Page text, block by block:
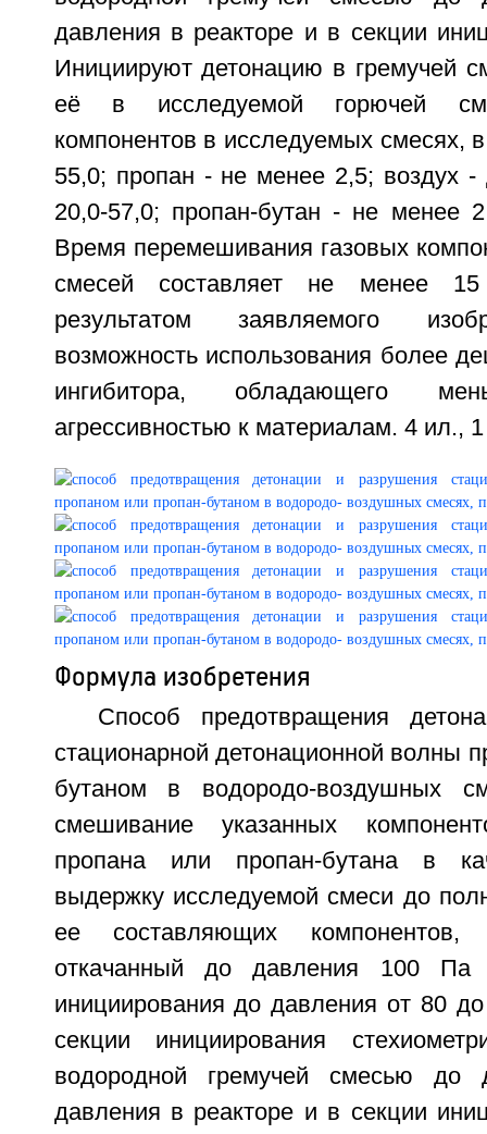
давления в реакторе и в секции
Инициируют детонацию в гремучей
её в исследуемой горючей
компонентов в исследуемых смесях,
55,0; пропан - не менее 2,5; воздух
20,0-57,0; пропан-бутан - не менее
Время перемешивания газовых
смесей составляет не менее 15
результатом заявляемого
возможность использования более
ингибитора, обладающего
агрессивностью к материалам. 4 ил.,
Формула изобретения
Способ предотвращения
стационарной детонационной волны
бутаном в водородо-воздушных
смешивание указанных
пропана или пропан-бутана в
выдержку исследуемой смеси до
ее составляющих
откачанный до давления 100 Па
инициирования до давления от 80
секции инициирования
водородной гремучей смесью до
давления в реакторе и в секции